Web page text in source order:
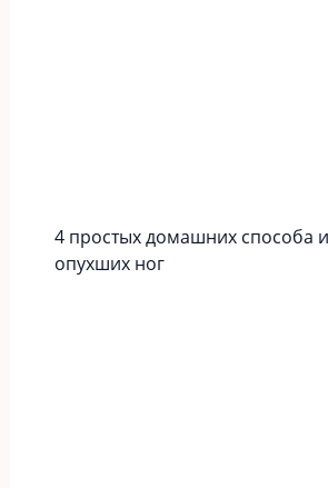
4 простых домашних способа
опухших ног